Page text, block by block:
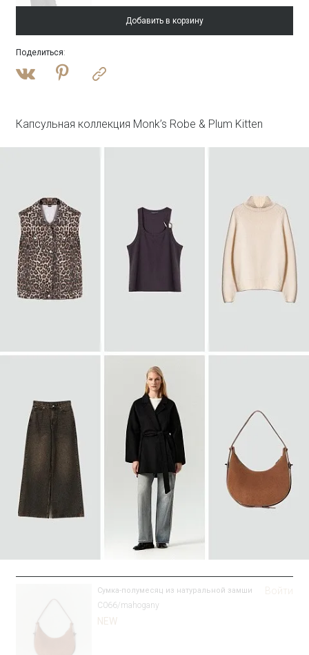
Джинсовая куртка oversize с бахромой
B3115/champan
Войти
SALE
Добавить в корзину
Поделиться:
Капсульная коллекция Monk’s Robe & Plum Kitten
Сумка-полумесяц из натуральной замши
C066/mahogany
NEW
Войти